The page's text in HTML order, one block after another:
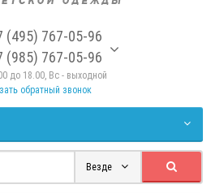
(495) 767-05-96
(985) 767-05-96
до 18.00, Вс - выходной
обратный звонок
Везде